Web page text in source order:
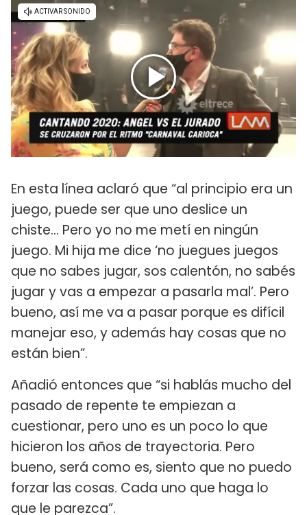
En esta línea aclaró que “al principio era un
juego, puede ser que uno deslice un
chiste... Pero yo no me metí en ningún
juego. Mi hija me dice ‘no juegues juegos
que no sabes jugar, sos calentón, no sabés
jugar y vas a empezar a pasarla mal’. Pero
bueno, así me va a pasar porque es difícil
manejar eso, y además hay cosas que no
están bien”.
Añadió entonces que “si hablás mucho del
pasado de repente te empiezan a
cuestionar, pero uno es un poco lo que
hicieron los años de trayectoria. Pero
bueno, será como es, siento que no puedo
forzar las cosas. Cada uno que haga lo
que le parezca”.